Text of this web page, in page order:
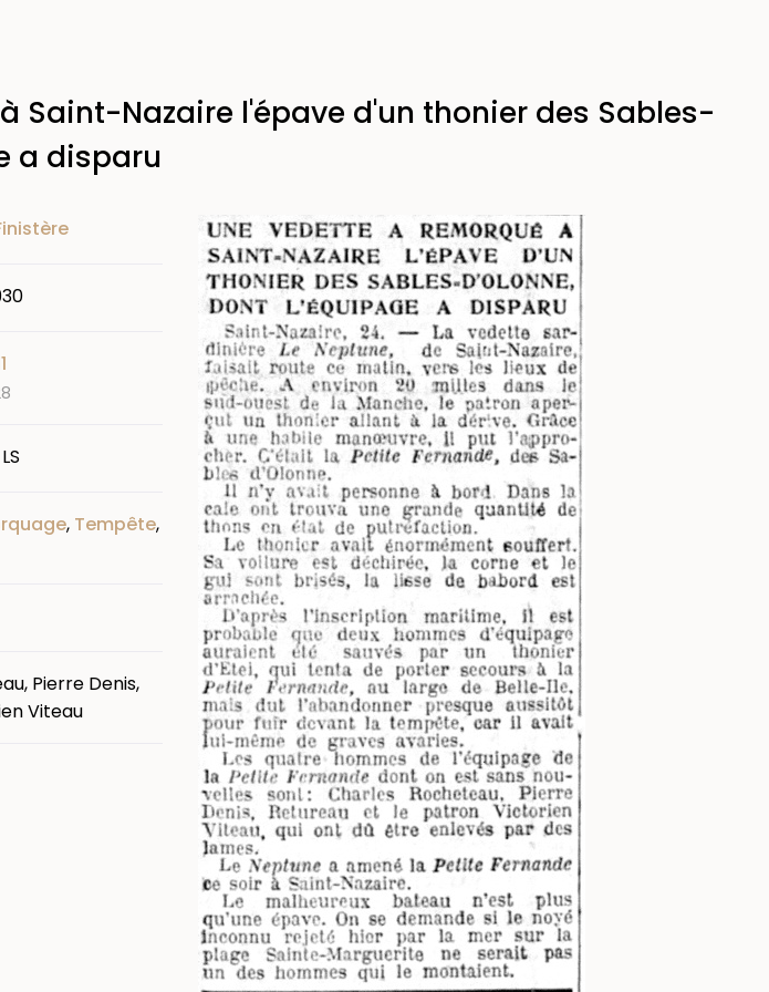
Saint-Nazaire l'épave d'un thonier des Sables-
a disparu
, Tempête,
Pierre Denis,
Viteau
Image